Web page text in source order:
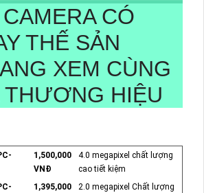
CÓ
THẾ SẢN
XEM CÙNG
THƯƠNG HIỆU
1,500,000
VNĐ
4.0 megapixel chất lượng
cao tiết kiệm
1,395,000
2.0 megapixel Chất lượng